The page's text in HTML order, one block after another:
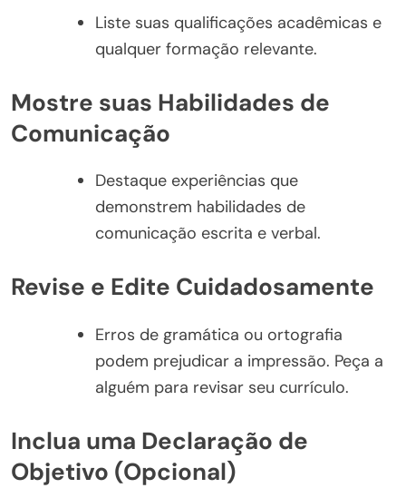
Liste suas qualificações acadêmicas e
qualquer formação relevante.
Mostre suas Habilidades de
Comunicação
Destaque experiências que
demonstrem habilidades de
comunicação escrita e verbal.
Revise e Edite Cuidadosamente
Erros de gramática ou ortografia
podem prejudicar a impressão. Peça a
alguém para revisar seu currículo.
Inclua uma Declaração de
Objetivo (Opcional)